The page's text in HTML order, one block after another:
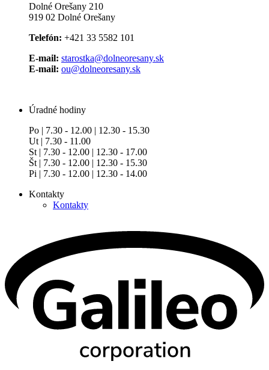
Dolné Orešany 210
919 02 Dolné Orešany
Telefón: +421 33 5582 101
E-mail: starostka@dolneoresany.sk
E-mail: ou@dolneoresany.sk
Úradné hodiny
Po | 7.30 - 12.00 | 12.30 - 15.30
Ut | 7.30 - 11.00
St | 7.30 - 12.00 | 12.30 - 17.00
Št | 7.30 - 12.00 | 12.30 - 15.30
Pi | 7.30 - 12.00 | 12.30 - 14.00
Kontakty
Kontakty